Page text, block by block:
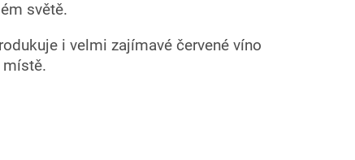
světě.
i velmi zajímavé červené víno